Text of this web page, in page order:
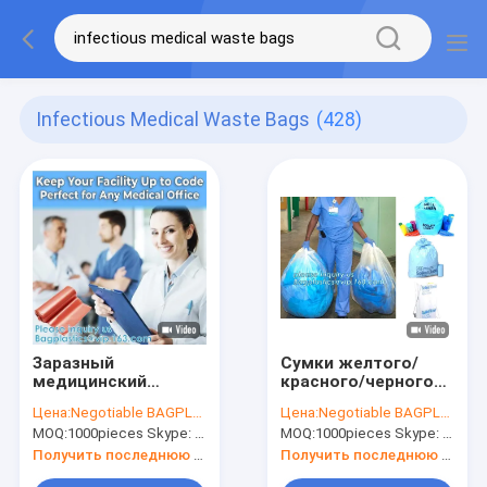
Infectious Medical Waste Bags (428)
Заразный
медицинский
Biohazard сумок
кладет -
устранимую
заразную сумку в
Цена:Negotiable BAGPLASTICS@YAHOO.COM
MOQ:1000pieces Skype: mydearneil
Сумки желтого/
красного/черного
медицинской
ненужной сумки
для медицинского
использования,
Цена:Negotiable BAGPLASTICS@YAHOO.COM
MOQ:1000pieces Skype: mydearneil